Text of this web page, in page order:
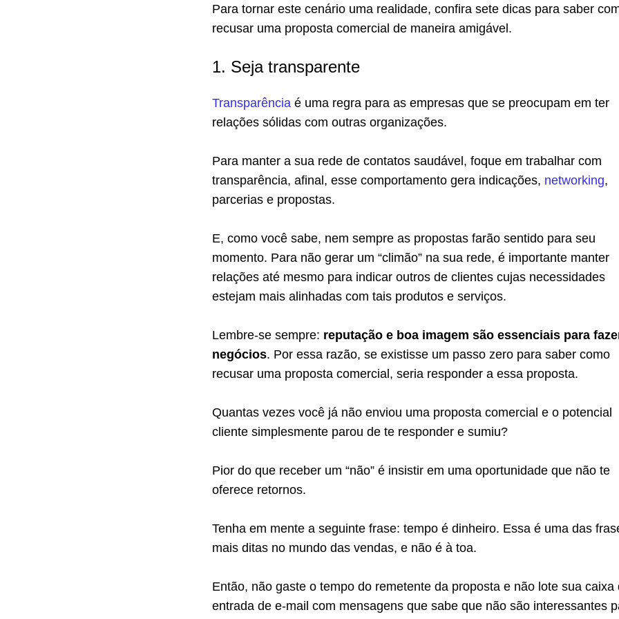
Para tornar este cenário uma realidade, confira sete dicas para saber
recusar uma proposta comercial de maneira amigável.
1. Seja transparente
Transparência é uma regra para as empresas que se preocupam em ter
relações sólidas com outras organizações.
Para manter a sua rede de contatos saudável, foque em trabalhar com
transparência, afinal, esse comportamento gera indicações, networking,
parcerias e propostas.
E, como você sabe, nem sempre as propostas farão sentido para seu
momento. Para não gerar um “climão” na sua rede, é importante manter
relações até mesmo para indicar outros de clientes cujas necessidades
estejam mais alinhadas com tais produtos e serviços.
Lembre-se sempre: reputação e boa imagem são essenciais para
negócios. Por essa razão, se existisse um passo zero para saber como
recusar uma proposta comercial, seria responder a essa proposta.
Quantas vezes você já não enviou uma proposta comercial e o potencial
cliente simplesmente parou de te responder e sumiu?
Pior do que receber um “não” é insistir em uma oportunidade que não te
oferece retornos.
Tenha em mente a seguinte frase: tempo é dinheiro. Essa é uma das
mais ditas no mundo das vendas, e não é à toa.
Então, não gaste o tempo do remetente da proposta e não lote sua caixa
entrada de e-mail com mensagens que sabe que não são interessantes